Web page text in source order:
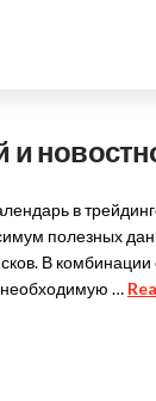
в
полезных
В
…